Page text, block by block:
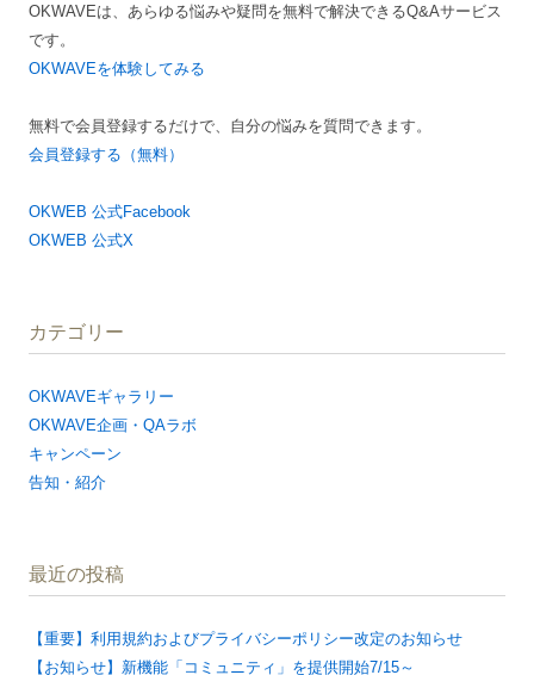
ン
OKWAVEは、あらゆる悩みや疑問を無料で解決できるQ&Aサービス
です。
OKWAVEを体験してみる
無料で会員登録するだけで、自分の悩みを質問できます。
会員登録する（無料）
OKWEB 公式Facebook
OKWEB 公式X
カテゴリー
OKWAVEギャラリー
OKWAVE企画・QAラボ
キャンペーン
告知・紹介
最近の投稿
【重要】利用規約およびプライバシーポリシー改定のお知らせ
【お知らせ】新機能「コミュニティ」を提供開始7/15～